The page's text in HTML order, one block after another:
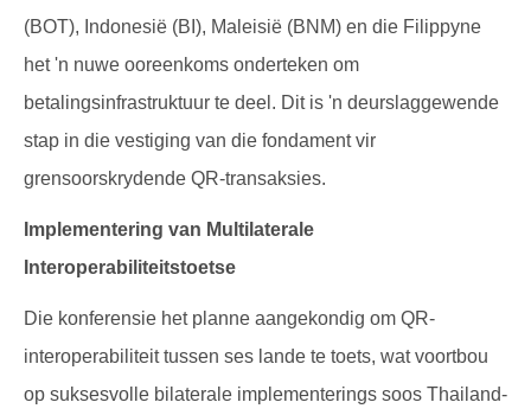
(BOT), Indonesië (BI), Maleisië (BNM) en die Filippyne
het 'n nuwe ooreenkoms onderteken om
betalingsinfrastruktuur te deel. Dit is 'n deurslaggewende
stap in die vestiging van die fondament vir
grensoorskrydende QR-transaksies.
Implementering van Multilaterale
Interoperabiliteitstoetse
Die konferensie het planne aangekondig om QR-
interoperabiliteit tussen ses lande te toets, wat voortbou
op suksesvolle bilaterale implementerings soos Thailand-